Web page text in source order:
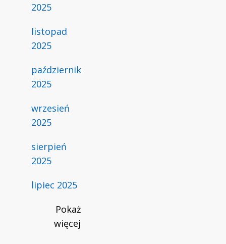
2025
listopad
2025
październik
2025
wrzesień
2025
sierpień
2025
lipiec 2025
Pokaż
więcej